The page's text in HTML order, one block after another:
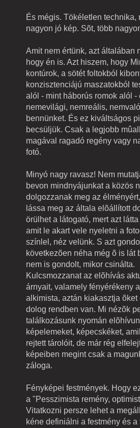
És mégis. Tökéletlen
nagyon jó kép. Sõt, több
Amit nem értünk, azt általában
hogy én is. Azt hiszem, hogy
kontúrok, a sötét foltokból
konzisztenciájú maszatokból
alól - mint háborús romok alól
nemevilági, nemreális,
bennünket. És ez kiváltságos
becsüljük. Csak a legjobb
magával ragadó regény vagy
fotó.
Minyó nagy ravasz! Nem
bevon mindnyájunkat a közös
dolgozzanak meg az
lássa meg az általa elõállított
örülhet a látogató, mert azt
amit le akart vele nyeletni a
színlel, néz velünk. S azt
következõen néha még õ is lát
nem is gondolt, mikor csinálta.
Kulcsmozzanat az elõhívás
árnyait, valamely fényérékeny
alkimista, aztán kiakasztja
dolog rendben van. Mi nézõk
találkozásunk nyomán
képelemeket, képecskéket,
rejtett tárolóit, de már rég
képeiben megint csak a
záloga.
Fényképei festmények. Hogy
a "Pesszimista remény,
Vitatkozni persze lehet a
kéne definiálni a festmény és